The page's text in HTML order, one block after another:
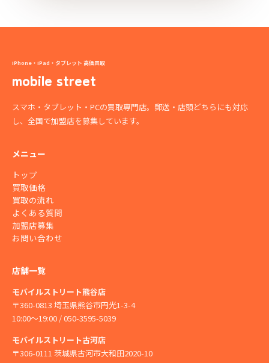
iPhone・iPad・タブレット 高価買取
mobile street
スマホ・タブレット・PCの買取専門店。郵送・店頭どちらにも対応
し、全国で加盟店を募集しています。
メニュー
トップ
買取価格
買取の流れ
よくある質問
加盟店募集
お問い合わせ
店舗一覧
モバイルストリート熊谷店
〒360-0813 埼玉県熊谷市円光1-3-4
10:00〜19:00 / 050-3595-5039
モバイルストリート古河店
〒306-0111 茨城県古河市大和田2020-10